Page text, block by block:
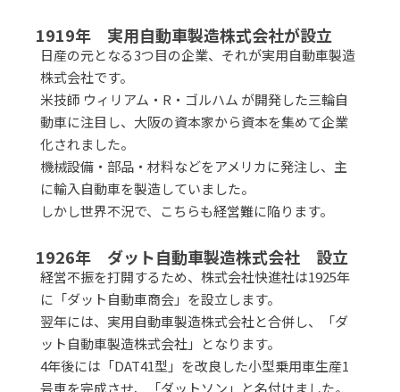
1919年 実用自動車製造株式会社が設立
日産の元となる3つ目の企業、それが実用自動車製造
株式会社です。
米技師 ウィリアム・R・ゴルハム が開発した三輪自
動車に注目し、大阪の資本家から資本を集めて企業
化されました。
機械設備・部品・材料などをアメリカに発注し、主
に輸入自動車を製造していました。
しかし世界不況で、こちらも経営難に陥ります。
1926年 ダット自動車製造株式会社 設立
経営不振を打開するため、株式会社快進社は1925年
に「ダット自動車商会」を設立します。
翌年には、実用自動車製造株式会社と合併し、「ダ
ット自動車製造株式会社」となります。
4年後には「DAT41型」を改良した小型乗用車生産1
号車を完成させ、「ダットソン」と名付けました。